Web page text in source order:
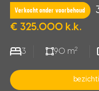
Verkocht onder voorbehoud
€ 325.000 k.k.
3 90 m2